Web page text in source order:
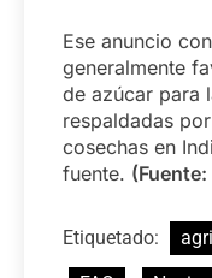
Ese anuncio
generalmente
de azúcar para
respaldadas
cosechas en
fuente.
Etiquetado: